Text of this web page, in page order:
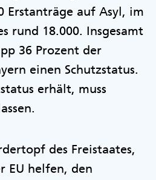
Erstanträge auf Asyl, im
rund 18.000. Insgesamt
36 Prozent der
einen Schutzstatus.
erhält, muss
des Freistaates,
EU helfen, den